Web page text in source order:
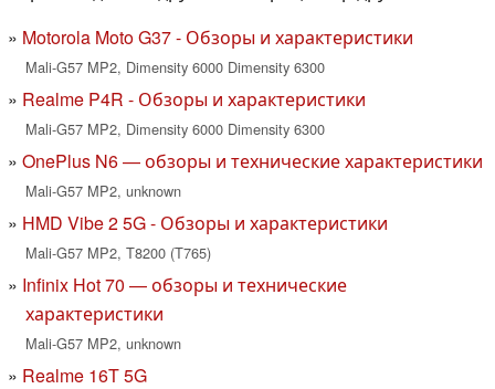
Motorola Moto G37 - Обзоры и характеристики
Mali-G57 MP2, Dimensity 6000 Dimensity 6300
Realme P4R - Обзоры и характеристики
Mali-G57 MP2, Dimensity 6000 Dimensity 6300
OnePlus N6 — обзоры и технические характеристики
Mali-G57 MP2, unknown
HMD Vibe 2 5G - Обзоры и характеристики
Mali-G57 MP2, T8200 (T765)
Infinix Hot 70 — обзоры и технические
характеристики
Mali-G57 MP2, unknown
Realme 16T 5G